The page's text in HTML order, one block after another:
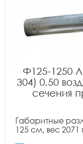
Ф125-1250
304) 0,50
сечения
Габаритные
125 см, вес 2071